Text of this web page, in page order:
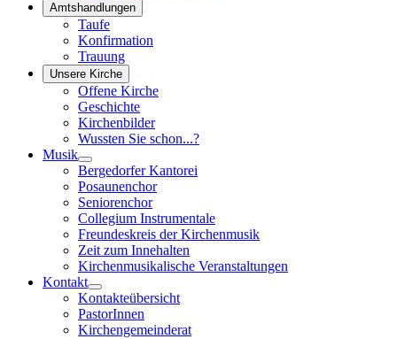
Amtshandlungen
Taufe
Konfirmation
Trauung
Unsere Kirche
Offene Kirche
Geschichte
Kirchenbilder
Wussten Sie schon...?
Musik
Bergedorfer Kantorei
Posaunenchor
Seniorenchor
Collegium Instrumentale
Freundeskreis der Kirchenmusik
Zeit zum Innehalten
Kirchenmusikalische Veranstaltungen
Kontakt
Kontakteübersicht
PastorInnen
Kirchengemeinderat